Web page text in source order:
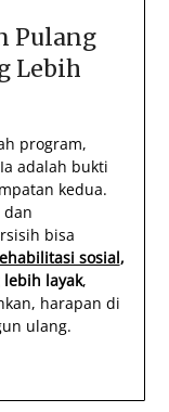
Pulang
Lebih
program,
adalah bukti
kedua.
dan
bisa
sosial,
layak,
harapan di
ulang.